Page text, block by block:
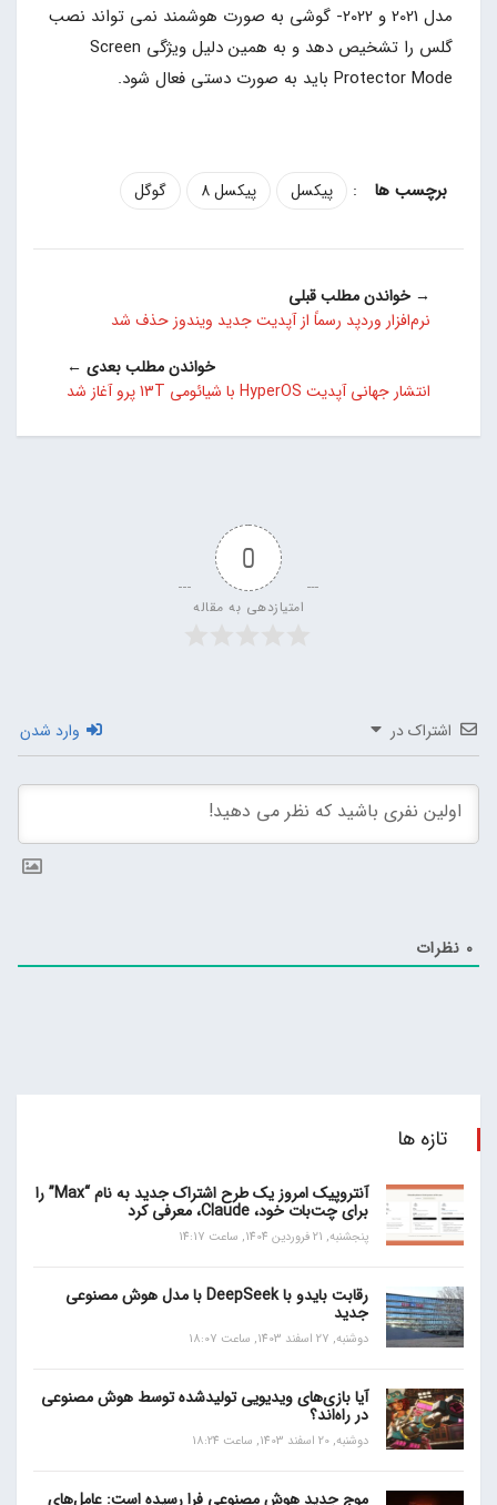
مدل 2021 و 2022- گوشی به صورت هوشمند نمی تواند نصب
گلس را تشخیص دهد و به همین دلیل ویژگی Screen
Protector Mode باید به صورت دستی فعال شود.
: پیکسل پیکسل 8 گوگل
→ خواندن مطلب قبلی
نرم‌افزار وردپد رسماً از آپدیت جدید ویندوز حذف شد
خواندن مطلب بعدی ←
انتشار جهانی آپدیت HyperOS با شیائومی 13T پرو آغاز شد
0
امتیازدهی به مقاله
اشتراک در وارد شدن
0 نظرات
تازه ها
آنتروپیک امروز یک طرح اشتراک جدید به نام “Max” را
برای چت‌بات خود، Claude، معرفی کرد
پنجشنبه, 21 فروردین 1404, ساعت 14:17
رقابت بایدو با DeepSeek با مدل هوش مصنوعی
جدید
دوشنبه, 27 اسفند 1403, ساعت 18:07
آیا بازی‌های ویدیویی تولیدشده توسط هوش مصنوعی
در راه‌اند؟
دوشنبه, 20 اسفند 1403, ساعت 18:24
موج جدید هوش مصنوعی فرا رسیده است: عامل‌های